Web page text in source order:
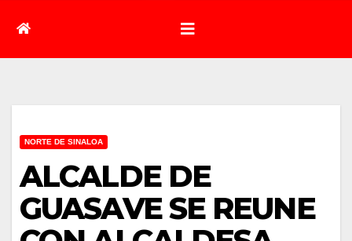
NORTE DE SINALOA
ALCALDE DE
GUASAVE SE REUNE